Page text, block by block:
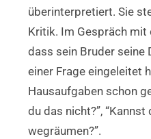
überinterpretiert. Sie
Kritik. Im Gespräch mit
dass sein Bruder seine
einer Frage eingeleitet
Hausaufgaben schon
du das nicht?”,
wegräumen?”.